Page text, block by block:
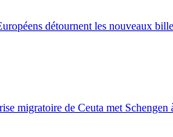
détournent les nouveaux
migratoire de Ceuta met Schengen